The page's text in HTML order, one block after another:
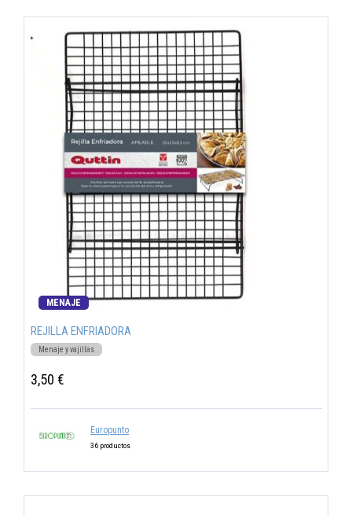
MENAJE
REJILLA ENFRIADORA
Menaje y vajillas
3,50 €
Europunto
36 productos